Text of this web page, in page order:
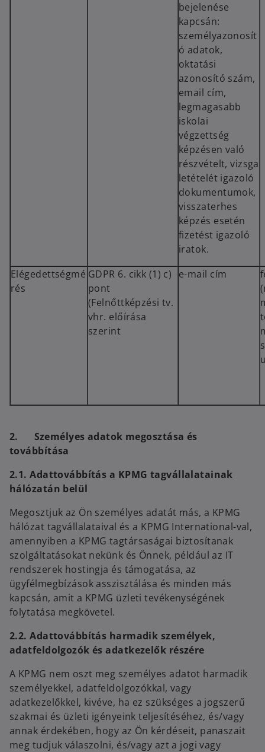
bejelenése
kapcsán:
személyazonosít
ó adatok,
oktatási
azonosító szám,
email cím,
legmagasabb
iskolai
végzettség
képzésen való
részvételt, vizsga
letételét igazoló
dokumentumok,
visszaterhes
képzés esetén
fizetést igazoló
iratok.
Elégedettségmé
rés
GDPR 6. cikk (1) c)
pont
(Felnőttképzési tv.
vhr. előírása
szerint
e-mail cím
2. Személyes adatok megosztása és
továbbítása
2.1. Adattovábbítás a KPMG tagvállalatainak
hálózatán belül
Megosztjuk az Ön személyes adatát más, a KPMG
hálózat tagvállalataival és a KPMG International-val,
amennyiben a KPMG tagtársaságai biztosítanak
szolgáltatásokat nekünk és Önnek, például az IT
rendszerek hostingja és támogatása, az
ügyfélmegbízások asszisztálása és minden más
kapcsán, amit a KPMG üzleti tevékenységének
folytatása megkövetel.
2.2. Adattovábbítás harmadik személyek,
adatfeldolgozók és adatkezelők részére
A KPMG nem oszt meg személyes adatot harmadik
személyekkel, adatfeldolgozókkal, vagy
adatkezelőkkel, kivéve, ha ez szükséges a jogszerű
szakmai és üzleti igényeink teljesítéséhez, és/vagy
annak érdekében, hogy az Ön kérdéseit, panaszait
meg tudjuk válaszolni, és/vagy azt a jogi vagy